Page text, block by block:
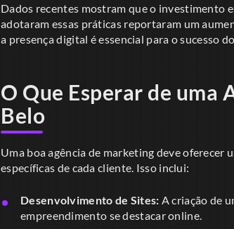
Dados recentes mostram que o investimento
adotaram essas práticas reportaram um
a presença digital é essencial para o sucesso
O Que Esperar de uma
Belo
Uma boa agência de marketing deve oferecer
específicas de cada cliente. Isso inclui:
Desenvolvimento de Sites: A criação de
empreendimento se destacar online.